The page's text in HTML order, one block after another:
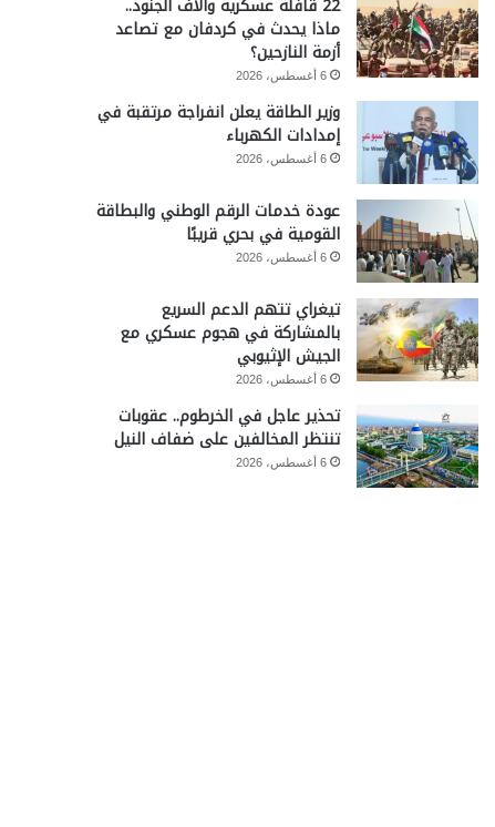
22 قافلة عسكرية وآلاف الجنود..
ماذا يحدث في كردفان مع تصاعد
أزمة النازحين؟
6 أغسطس، 2026
وزير الطاقة يعلن انفراجة مرتقبة في
إمدادات الكهرباء
6 أغسطس، 2026
عودة خدمات الرقم الوطني والبطاقة
القومية في بحري قريبًا
6 أغسطس، 2026
تيغراي تتهم الدعم السريع
بالمشاركة في هجوم عسكري مع
الجيش الإثيوبي
6 أغسطس، 2026
تحذير عاجل في الخرطوم.. عقوبات
تنتظر المخالفين على ضفاف النيل
6 أغسطس، 2026